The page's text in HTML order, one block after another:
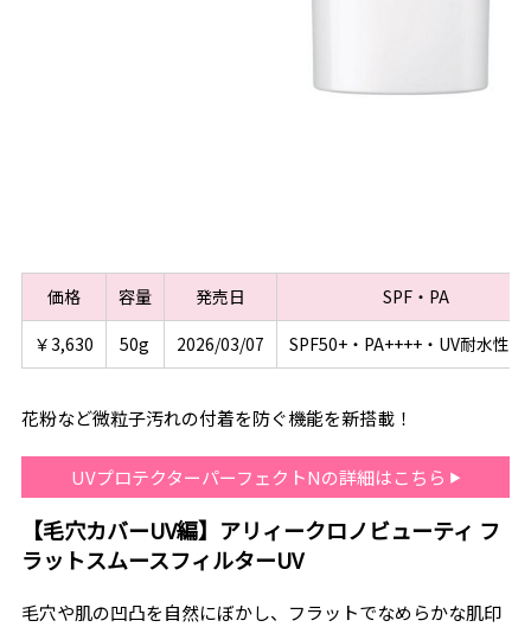
価格 容量 発売日
SPF・PA
￥3,630
50g 2026/03/07 SPF50+・PA++++・UV耐水性
花粉など微粒子汚れの付着を防ぐ機能を新搭載！
UVプロテクターパーフェクトNの詳細はこちら
【毛穴カバーUV編】アリィークロノビューティ フ
ラットスムースフィルターUV
毛穴や肌の凹凸を自然にぼかし、フラットでなめらかな肌印